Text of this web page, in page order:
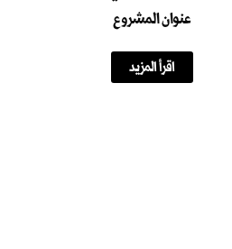
عنوان المشروع
اقرأ المزيد